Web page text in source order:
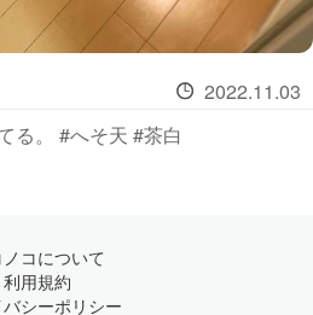
2022.11.03
る。 #へそ天 #茶白
ノコについて
利用規約
シーポリシー